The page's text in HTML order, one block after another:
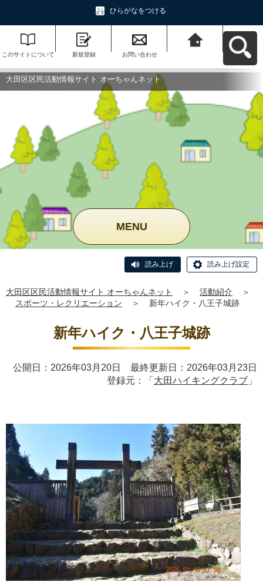
ひらがなをつける
このサイトについて 新規登録 お問い合わせ
ットへ戻る
大田区区民活動情報サイト オーちゃんネット
MENU
読み上げ 読み上げ設定
大田区区民活動情報サイト オーちゃんネット ＞ 活動紹介
＞
スポーツ・レクリエーション
＞ 新年ハイク・八王子城跡
新年ハイク・八王子城跡
公開日：2026年03月20日 最終更新日：2026年03月23日
登録元：「 大田ハイキングクラブ 」